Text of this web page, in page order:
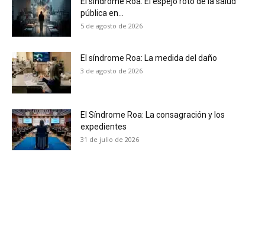
No te pierdas de las
pública en...
5 de agosto de 2026
El síndrome Roa: La medida del daño
3 de agosto de 2026
El Síndrome Roa: La consagración y los
expedientes
31 de julio de 2026